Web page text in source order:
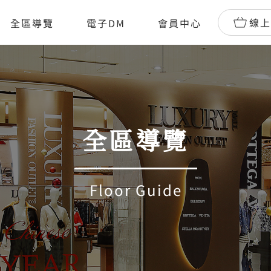
全區導覽 電子DM 會員中心 線
全區導覽
Floor Guide